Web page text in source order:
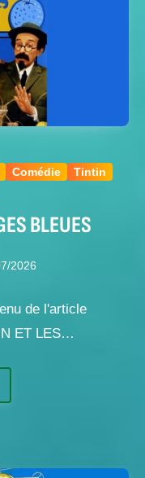
Comédie
Tintin
BLEUES
2026
de l'article
ET LES…